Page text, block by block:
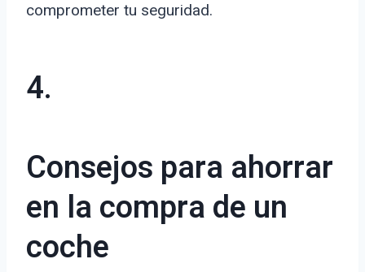
comprometer tu seguridad.
4.
Consejos para ahorrar
en la compra de un
coche